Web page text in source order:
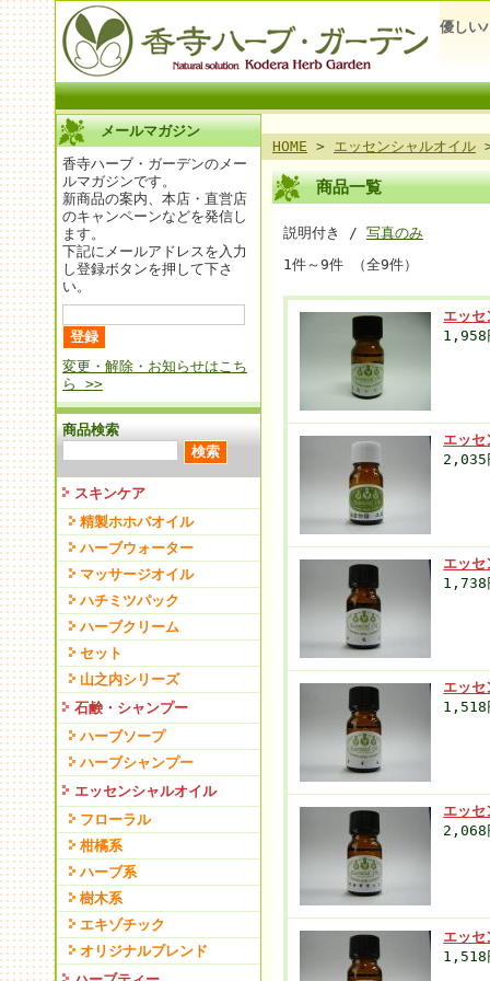
優しい
メールマガジン
香寺ハーブ・ガーデンのメー
ルマガジンです。
新商品の案内、本店・直営店
のキャンペーンなどを発信し
ます。
下記にメールアドレスを入力
し登録ボタンを押して下さ
い。
変更・解除・お知らせはこち
ら >>
商品検索
スキンケア
精製ホホバオイル
ハーブウォーター
マッサージオイル
ハチミツパック
ハーブクリーム
セット
山之内シリーズ
石鹸・シャンプー
ハーブソープ
ハーブシャンプー
エッセンシャルオイル
フローラル
柑橘系
ハーブ系
樹木系
エキゾチック
オリジナルブレンド
HOME > エッセンシャルオイル
商品一覧
説明付き / 写真のみ
1件～9件 （全9件）
エッ
1,958
エッ
2,035
エッ
1,738
エッ
1,518
エッ
2,068
エッ
1,518